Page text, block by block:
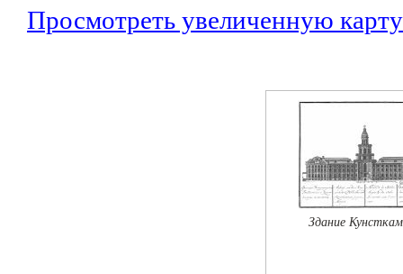
Просмотреть увеличенную карту
Здание